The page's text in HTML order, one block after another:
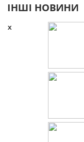
ІНШІ НОВИНИ